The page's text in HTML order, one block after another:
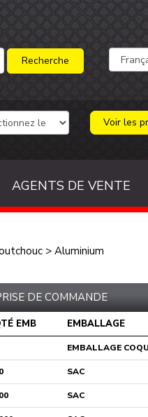
Voir les
AGENTS DE VENTE
> Aluminium
DE COMMANDE
EMB EMBALLAGE
EMBALLAGE
SAC
SAC